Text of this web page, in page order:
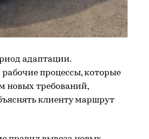
адаптации.
процессы, которые
новых требований,
клиенту маршрут